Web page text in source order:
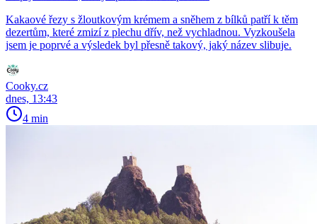
Kakaové řezy s žloutkovým krémem a sněhem z bílků patří k těm
dezertům, které zmizí z plechu dřív, než vychladnou. Vyzkoušela
jsem je poprvé a výsledek byl přesně takový, jaký název slibuje.
Cooky.cz
dnes, 13:43
4 min